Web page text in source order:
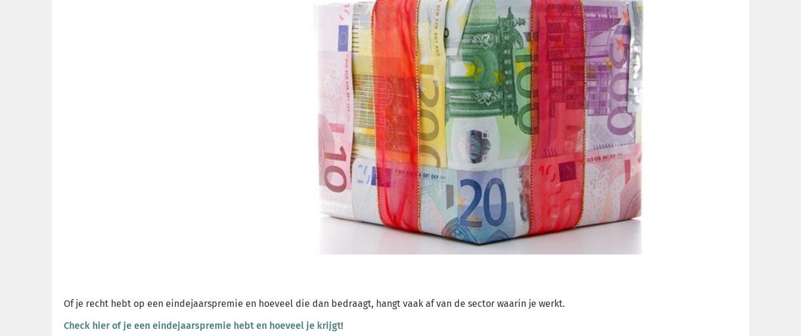
Of je recht hebt op een eindejaarspremie en hoeveel die dan bedraagt, hangt vaak af van de sector waarin je werkt.
Check hier of je een eindejaarspremie hebt en hoeveel je krijgt!